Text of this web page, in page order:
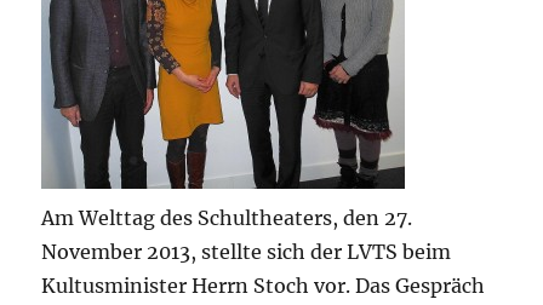
Am Welttag des Schultheaters, den 27.
November 2013, stellte sich der LVTS beim
Kultusminister Herrn Stoch vor. Das Gespräch